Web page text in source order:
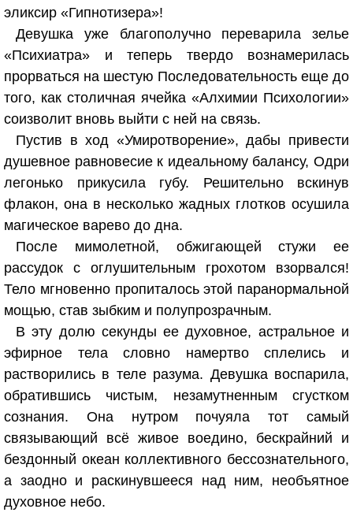
эликсир «Гипнотизера»!
Девушка уже благополучно переварила зелье
«Психиатра» и теперь твердо вознамерилась
прорваться на шестую Последовательность еще до
того, как столичная ячейка «Алхимии Психологии»
соизволит вновь выйти с ней на связь.
Пустив в ход «Умиротворение», дабы привести
душевное равновесие к идеальному балансу, Одри
легонько прикусила губу. Решительно вскинув
флакон, она в несколько жадных глотков осушила
магическое варево до дна.
После мимолетной, обжигающей стужи ее
рассудок с оглушительным грохотом взорвался!
Тело мгновенно пропиталось этой паранормальной
мощью, став зыбким и полупрозрачным.
В эту долю секунды ее духовное, астральное и
эфирное тела словно намертво сплелись и
растворились в теле разума. Девушка воспарила,
обратившись чистым, незамутненным сгустком
сознания. Она нутром почуяла тот самый
связывающий всё живое воедино, бескрайний и
бездонный океан коллективного бессознательного,
а заодно и раскинувшееся над ним, необъятное
духовное небо.